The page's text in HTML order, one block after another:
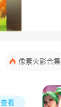
像素火影合集
查看